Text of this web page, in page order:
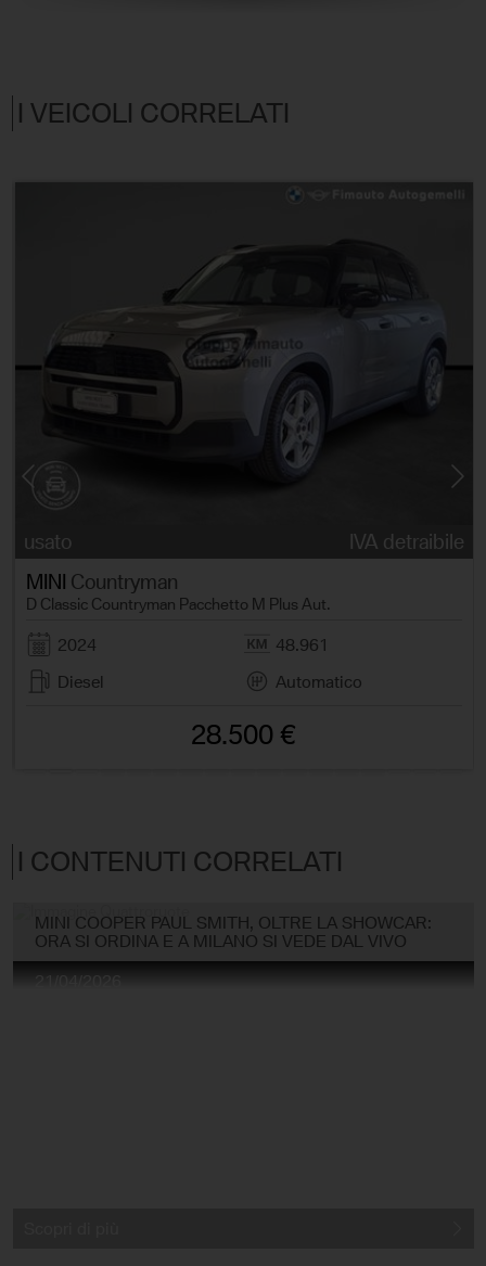
I VEICOLI CORRELATI
usato
IVA detraibile
MINI Countryman
D Classic Countryman Pacchetto M Plus Aut.
2024
48.961
Diesel
Automatico
28.500 €
I CONTENUTI CORRELATI
MINI COOPER PAUL SMITH, OLTRE LA SHOWCAR:
ORA SI ORDINA E A MILANO SI VEDE DAL VIVO